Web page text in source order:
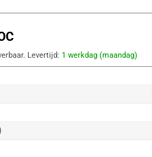
Levertijd: 1 werkdag (maandag)